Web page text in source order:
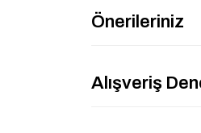
Önerileriniz
Alışveriş